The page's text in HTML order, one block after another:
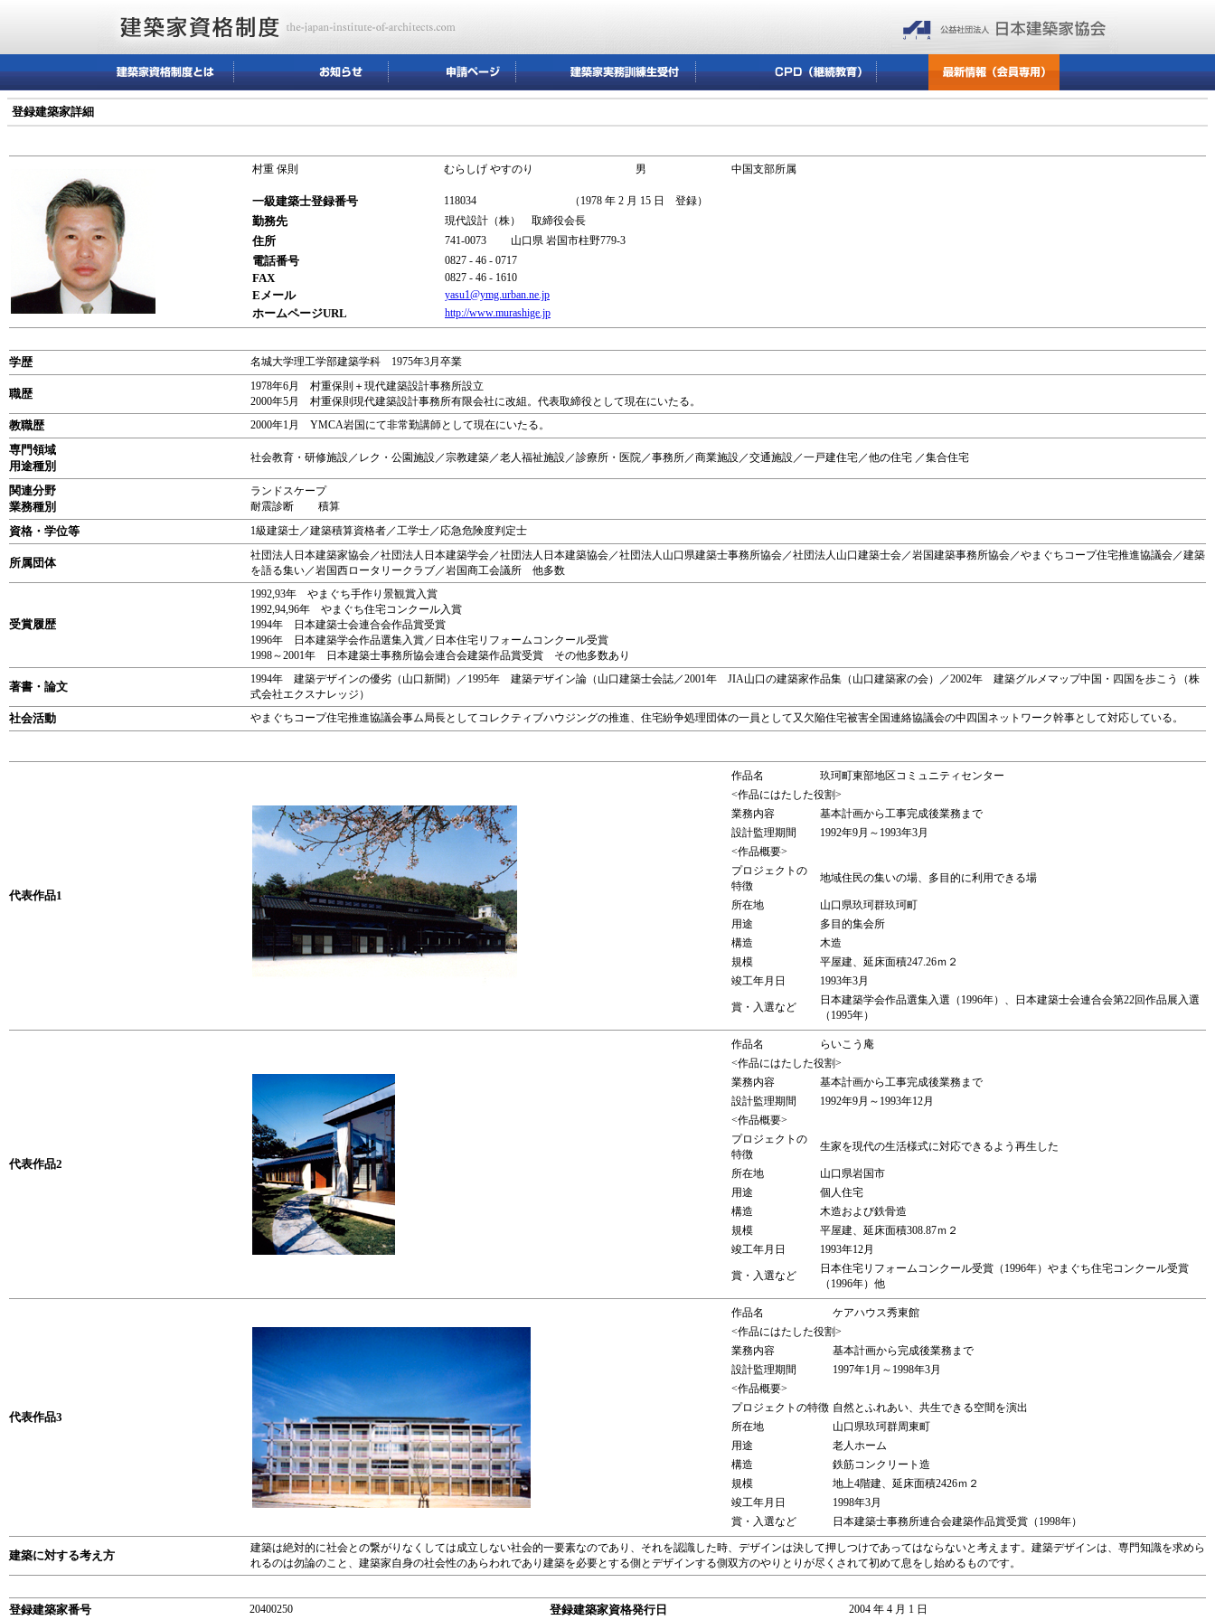
登録建築家詳細
村重 保則 むらしげ やすのり 男 中国支部所属
一級建築士登録番号 118034 （1978 年 2 月 15 日 登録）
勤務先 現代設計（株） 取締役会長
住所 741-0073 山口県 岩国市柱野779-3
電話番号 0827 - 46 - 0717
FAX 0827 - 46 - 1610
Eメール yasu1@ymg.urban.ne.jp
ホームページURL http://www.murashige.jp
学歴 名城大学理工学部建築学科 1975年3月卒業
職歴
1978年6月 村重保則＋現代建築設計事務所設立
2000年5月 村重保則現代建築設計事務所有限会社に改組。代表取締役として現在にいたる。
教職歴 2000年1月 YMCA岩国にて非常勤講師として現在にいたる。
専門領域
用途種別
社会教育・研修施設／レク・公園施設／宗教建築／老人福祉施設／診療所・医院／事務所／商業施設／交通施設／一戸建住宅／他の住宅 ／集合住宅
関連分野
業務種別
ランドスケープ
耐震診断 積算
資格・学位等 1級建築士／建築積算資格者／工学士／応急危険度判定士
所属団体
社団法人日本建築家協会／社団法人日本建築学会／社団法人日本建築協会／社団法人山口県建築士事務所協会／社団法人山口建築士会／岩国建築事務所協会／やまぐちコープ住宅推進協議会／建築
を語る集い／岩国西ロータリークラブ／岩国商工会議所 他多数
受賞履歴
1992,93年 やまぐち手作り景観賞入賞
1992,94,96年 やまぐち住宅コンクール入賞
1994年 日本建築士会連合会作品賞受賞
1996年 日本建築学会作品選集入賞／日本住宅リフォームコンクール受賞
1998～2001年 日本建築士事務所協会連合会建築作品賞受賞 その他多数あり
著書・論文
1994年 建築デザインの優劣（山口新聞）／1995年 建築デザイン論（山口建築士会誌／2001年 JIA山口の建築家作品集（山口建築家の会）／2002年 建築グルメマップ中国・四国を歩こう（株
式会社エクスナレッジ）
社会活動 やまぐちコープ住宅推進協議会事ム局長としてコレクティブハウジングの推進、住宅紛争処理団体の一員として又欠陥住宅被害全国連絡協議会の中四国ネットワーク幹事として対応している。
代表作品1
作品名
玖珂町東部地区コミュニティセンター
<作品にはたした役割>
業務内容
基本計画から工事完成後業務まで
設計監理期間
1992年9月～1993年3月
<作品概要>
プロジェクトの
特徴
地域住民の集いの場、多目的に利用できる場
所在地
山口県玖珂群玖珂町
用途
多目的集会所
構造
木造
規模
平屋建、延床面積247.26ｍ２
竣工年月日
1993年3月
賞・入選など
日本建築学会作品選集入選（1996年）、日本建築士会連合会第22回作品展入選
（1995年）
代表作品2
作品名
らいこう庵
<作品にはたした役割>
業務内容
基本計画から工事完成後業務まで
設計監理期間
1992年9月～1993年12月
<作品概要>
プロジェクトの
特徴
生家を現代の生活様式に対応できるよう再生した
所在地
山口県岩国市
用途
個人住宅
構造
木造および鉄骨造
規模
平屋建、延床面積308.87ｍ２
竣工年月日
1993年12月
賞・入選など
日本住宅リフォームコンクール受賞（1996年）やまぐち住宅コンクール受賞
（1996年）他
代表作品3
作品名
ケアハウス秀東館
<作品にはたした役割>
業務内容
基本計画から完成後業務まで
設計監理期間
1997年1月～1998年3月
<作品概要>
プロジェクトの特徴 自然とふれあい、共生できる空間を演出
所在地
山口県玖珂群周東町
用途
老人ホーム
構造
鉄筋コンクリート造
規模
地上4階建、延床面積2426ｍ２
竣工年月日
1998年3月
賞・入選など
日本建築士事務所連合会建築作品賞受賞（1998年）
建築に対する考え方
建築は絶対的に社会との繋がりなくしては成立しない社会的一要素なのであり、それを認識した時、デザインは決して押しつけであってはならないと考えます。建築デザインは、専門知識を求めら
れるのは勿論のこと、建築家自身の社会性のあらわれであり建築を必要とする側とデザインする側双方のやりとりが尽くされて初めて息をし始めるものです。
登録建築家番号 20400250 登録建築家資格発行日 2004 年 4 月 1 日